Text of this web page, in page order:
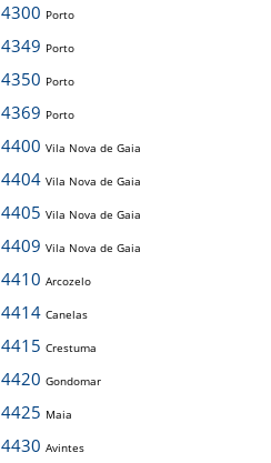
4300 Porto
4349 Porto
4350 Porto
4369 Porto
4400 Vila Nova de Gaia
4404 Vila Nova de Gaia
4405 Vila Nova de Gaia
4409 Vila Nova de Gaia
4410 Arcozelo
4414 Canelas
4415 Crestuma
4420 Gondomar
4425 Maia
4430 Avintes